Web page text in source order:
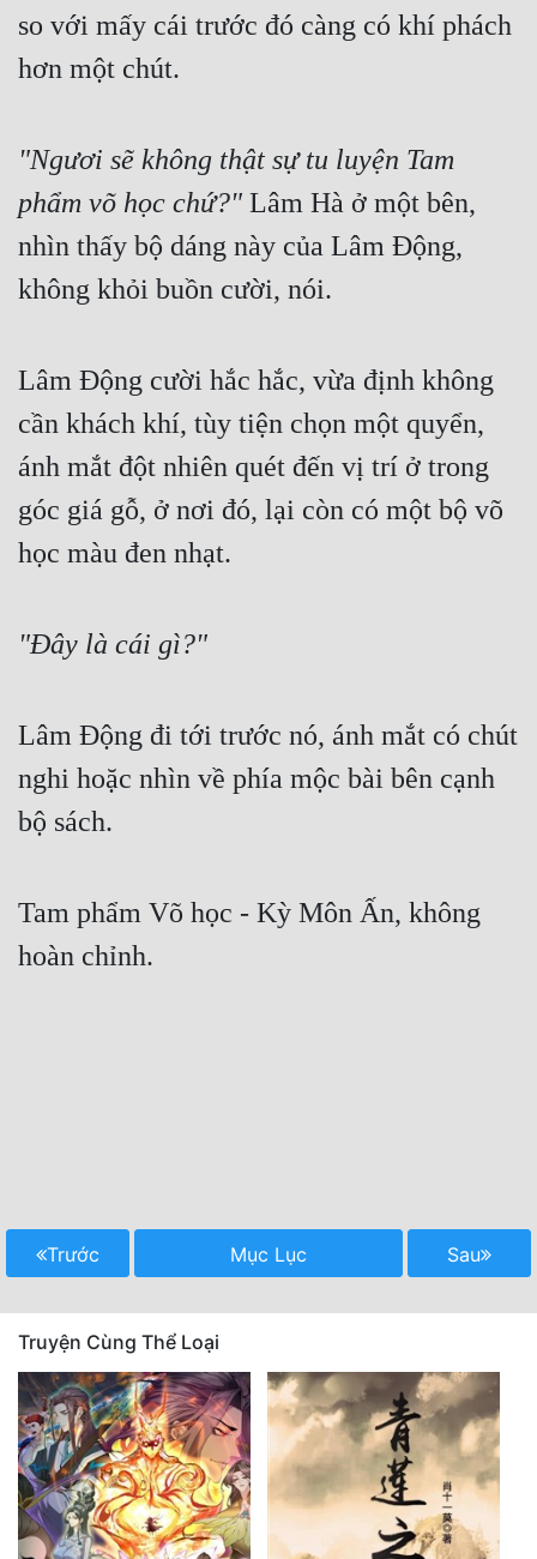
so với mấy cái trước đó càng có khí phách
hơn một chút.
"Ngươi sẽ không thật sự tu luyện Tam
phẩm võ học chứ?" Lâm Hà ở một bên,
nhìn thấy bộ dáng này của Lâm Động,
không khỏi buồn cười, nói.
Lâm Động cười hắc hắc, vừa định không
cần khách khí, tùy tiện chọn một quyển,
ánh mắt đột nhiên quét đến vị trí ở trong
góc giá gỗ, ở nơi đó, lại còn có một bộ võ
học màu đen nhạt.
"Đây là cái gì?"
Lâm Động đi tới trước nó, ánh mắt có chút
nghi hoặc nhìn về phía mộc bài bên cạnh
bộ sách.
Tam phẩm Võ học - Kỳ Môn Ấn, không
hoàn chỉnh.
Trước Mục Lục Sau
Truyện Cùng Thể Loại